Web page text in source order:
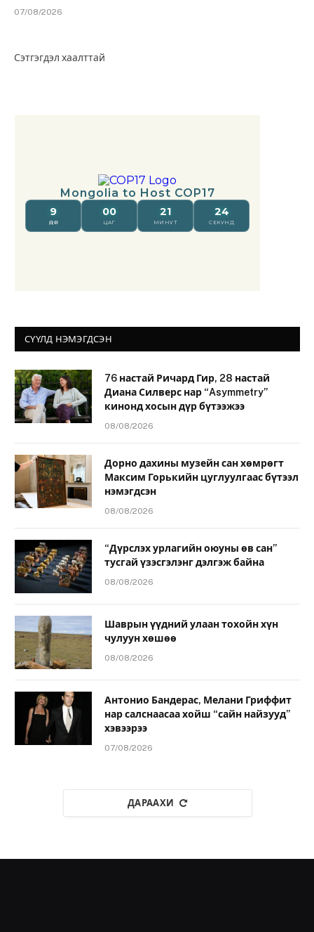
07/08/2026
Сэтгэгдэл хаалттай
СҮҮЛД НЭМЭГДСЭН
76 настай Ричард Гир, 28 настай
Диана Силверс нар “Asymmetry”
кинонд хосын дүр бүтээжээ
08/08/2026
Дорно дахины музейн сан хөмрөгт
Максим Горькийн цуглуулгаас бүтээл
нэмэгдсэн
08/08/2026
“Дүрслэх урлагийн оюуны өв сан”
тусгай үзэсгэлэнг дэлгэж байна
08/08/2026
Шаврын үүдний улаан тохойн хүн
чулуун хөшөө
08/08/2026
Антонио Бандерас, Мелани Гриффит
нар салснаасаа хойш “сайн найзууд”
хэвээрээ
07/08/2026
ДАРААХИ